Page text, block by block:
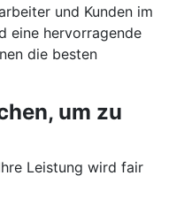
und Kunden im
eine hervorragende
die besten
um zu
Leistung wird fair